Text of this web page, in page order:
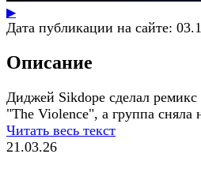
▶
Дата публикации на сайте:
Описание
Диджей Sikdope сделал
"The Violence", а группа сняла
Читать весь текст
21.03.26